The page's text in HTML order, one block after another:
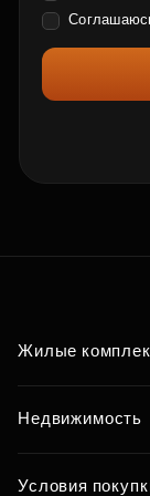
Жилые
Недвижимость
Условия